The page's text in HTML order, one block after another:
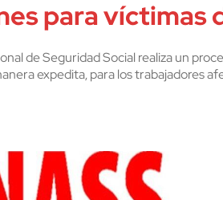
para víctimas
de Seguridad Social realiza un
expedita, para los trabajadores